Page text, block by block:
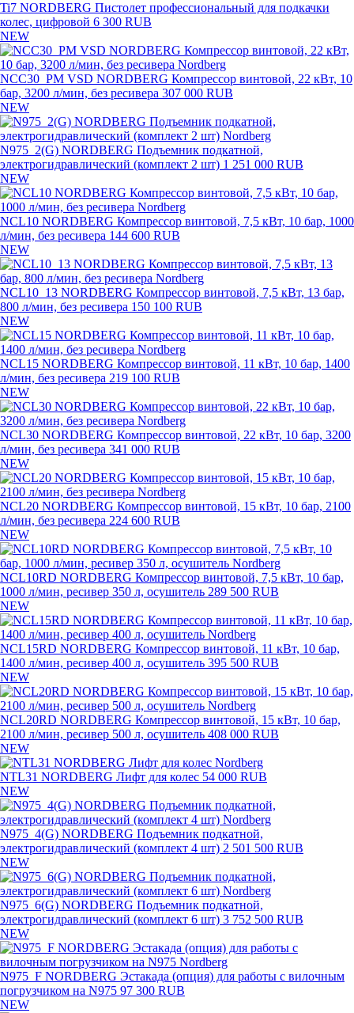
Ti7 NORDBERG Пистолет профессиональный для подкачки
колес, цифровой 6 300 RUB
NEW
NCC30_PM VSD NORDBERG Компрессор винтовой, 22 кВт, 10
бар, 3200 л/мин, без ресивера 307 000 RUB
NEW
N975_2(G) NORDBERG Подъемник подкатной,
электрогидравлический (комплект 2 шт) 1 251 000 RUB
NEW
NCL10 NORDBERG Компрессор винтовой, 7,5 кВт, 10 бар, 1000
л/мин, без ресивера 144 600 RUB
NEW
NCL10_13 NORDBERG Компрессор винтовой, 7,5 кВт, 13 бар,
800 л/мин, без ресивера 150 100 RUB
NEW
NCL15 NORDBERG Компрессор винтовой, 11 кВт, 10 бар, 1400
л/мин, без ресивера 219 100 RUB
NEW
NCL30 NORDBERG Компрессор винтовой, 22 кВт, 10 бар, 3200
л/мин, без ресивера 341 000 RUB
NEW
NCL20 NORDBERG Компрессор винтовой, 15 кВт, 10 бар, 2100
л/мин, без ресивера 224 600 RUB
NEW
NCL10RD NORDBERG Компрессор винтовой, 7,5 кВт, 10 бар,
1000 л/мин, ресивер 350 л, осушитель 289 500 RUB
NEW
NCL15RD NORDBERG Компрессор винтовой, 11 кВт, 10 бар,
1400 л/мин, ресивер 400 л, осушитель 395 500 RUB
NEW
NCL20RD NORDBERG Компрессор винтовой, 15 кВт, 10 бар,
2100 л/мин, ресивер 500 л, осушитель 408 000 RUB
NEW
NTL31 NORDBERG Лифт для колес 54 000 RUB
NEW
N975_4(G) NORDBERG Подъемник подкатной,
электрогидравлический (комплект 4 шт) 2 501 500 RUB
NEW
N975_6(G) NORDBERG Подъемник подкатной,
электрогидравлический (комплект 6 шт) 3 752 500 RUB
NEW
N975_F NORDBERG Эстакада (опция) для работы с вилочным
погрузчиком на N975 97 300 RUB
NEW